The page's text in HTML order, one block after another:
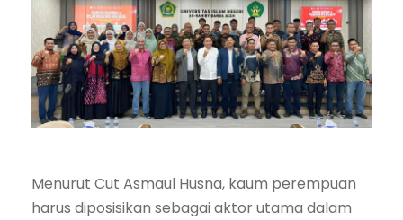
Menurut Cut Asmaul Husna, kaum perempuan
harus diposisikan sebagai aktor utama dalam